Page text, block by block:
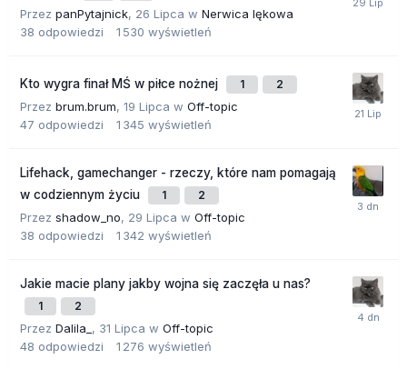
Przez panPytajnick, 26 Lipca w Nerwica lękowa
38 odpowiedzi 1 530 wyświetleń
Kto wygra finał MŚ w piłce nożnej 1 2
Przez brum.brum, 19 Lipca w Off-topic
47 odpowiedzi 1 345 wyświetleń
Lifehack, gamechanger - rzeczy, które nam pomagają
w codziennym życiu
1 2
Przez shadow_no, 29 Lipca w Off-topic
38 odpowiedzi 1 342 wyświetleń
Jakie macie plany jakby wojna się zaczęła u nas?
1 2
Przez Dalila_ , 31 Lipca w Off-topic
48 odpowiedzi 1 276 wyświetleń